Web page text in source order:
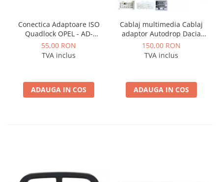
Conectica Adaptoare ISO
Quadlock OPEL - AD-
ISOOPEL
55,00 RON
TVA inclus
ADAUGA IN COS
Cablaj multimedia Cablaj
adaptor Autodrop Dacia
Logan / Sandero pentru
Navigatii multimedia
150,00 RON
TVA inclus
ADAUGA IN COS